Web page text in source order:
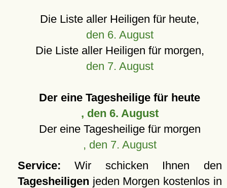
Die Liste aller Heiligen für heute,
den 6. August
Die Liste aller Heiligen für morgen,
den 7. August
Der eine Tagesheilige für heute
, den 6. August
Der eine Tagesheilige für morgen
, den 7. August
Service: Wir schicken Ihnen den
Tagesheiligen jeden Morgen kostenlos in